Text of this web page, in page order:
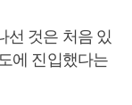
선 것은 처음 있
에 진입했다는